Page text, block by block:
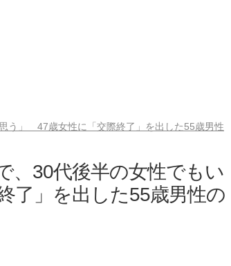
う」 47歳女性に「交際終了」を出した55歳男性
、30代後半の女性でもい
了」を出した55歳男性の